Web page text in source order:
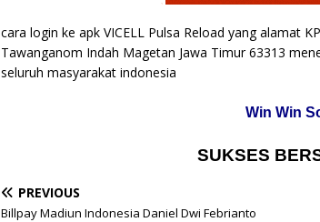
cara login ke apk VICELL Pulsa Reload yang alamat
Tawanganom Indah Magetan Jawa Timur 63313
seluruh masyarakat indonesia
Win Win
SUKSES
PREVIOUS
Billpay Madiun Indonesia Daniel Dwi Febrianto